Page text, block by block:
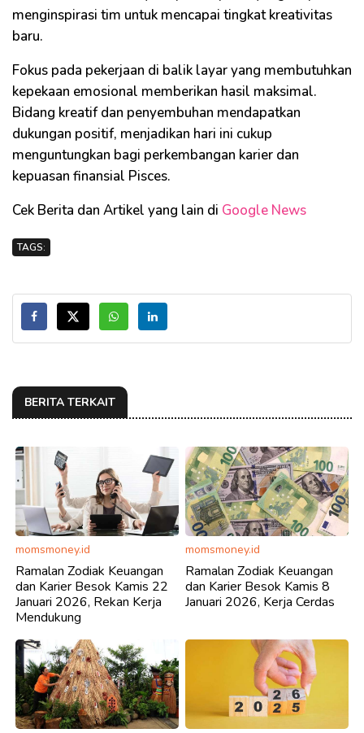
menginspirasi tim untuk mencapai tingkat kreativitas
baru.
Fokus pada pekerjaan di balik layar yang membutuhkan
kepekaan emosional memberikan hasil maksimal.
Bidang kreatif dan penyembuhan mendapatkan
dukungan positif, menjadikan hari ini cukup
menguntungkan bagi perkembangan karier dan
kepuasan finansial Pisces.
Cek Berita dan Artikel yang lain di Google News
TAGS:
BERITA TERKAIT
momsmoney.id
Ramalan Zodiak Keuangan
dan Karier Besok Kamis 22
Januari 2026, Rekan Kerja
Mendukung
momsmoney.id
Ramalan Zodiak Keuangan
dan Karier Besok Kamis 8
Januari 2026, Kerja Cerdas